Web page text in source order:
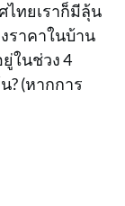
ไทยเราก็มีลุ้น
ราคาในบ้าน
ในช่วง 4
? (หากการ